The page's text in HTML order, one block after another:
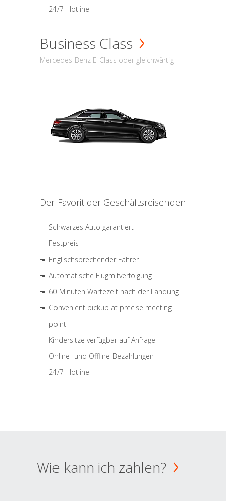
24/7-Hotline
Business Class
Mercedes-Benz E-Class oder gleichwärtig
Der Favorit der Geschäftsreisenden
Schwarzes Auto garantiert
Festpreis
Englischsprechender Fahrer
Automatische Flugmitverfolgung
60 Minuten Wartezeit nach der Landung
Convenient pickup at precise meeting
point
Kindersitze verfügbar auf Anfrage
Online- und Offline-Bezahlungen
24/7-Hotline
Wie kann ich zahlen?